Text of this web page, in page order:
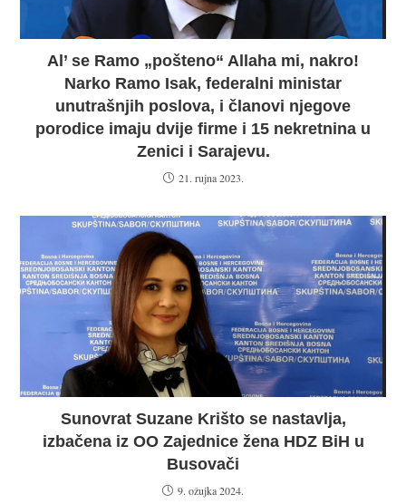
Al’ se Ramo „pošteno“ Allaha mi, nakro!
Narko Ramo Isak, federalni ministar
unutrašnjih poslova, i članovi njegove
porodice imaju dvije firme i 15 nekretnina u
Zenici i Sarajevu.
21. rujna 2023.
Sunovrat Suzane Krišto se nastavlja,
izbačena iz OO Zajednice žena HDZ BiH u
Busovači
9. ožujka 2024.